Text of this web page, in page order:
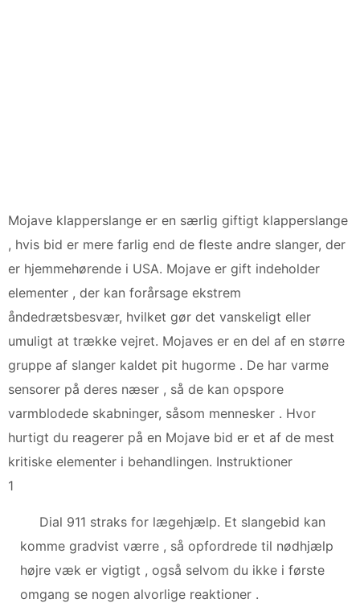
Mojave klapperslange er en særlig giftigt klapperslange
, hvis bid er mere farlig end de fleste andre slanger, der
er hjemmehørende i USA. Mojave er gift indeholder
elementer , der kan forårsage ekstrem
åndedrætsbesvær, hvilket gør det vanskeligt eller
umuligt at trække vejret. Mojaves er en del af en større
gruppe af slanger kaldet pit hugorme . De har varme
sensorer på deres næser , så de kan opspore
varmblodede skabninger, såsom mennesker . Hvor
hurtigt du reagerer på en Mojave bid er et af de mest
kritiske elementer i behandlingen. Instruktioner
1
Dial 911 straks for lægehjælp. Et slangebid kan
komme gradvist værre , så opfordrede til nødhjælp
højre væk er vigtigt , også selvom du ikke i første
omgang se nogen alvorlige reaktioner .